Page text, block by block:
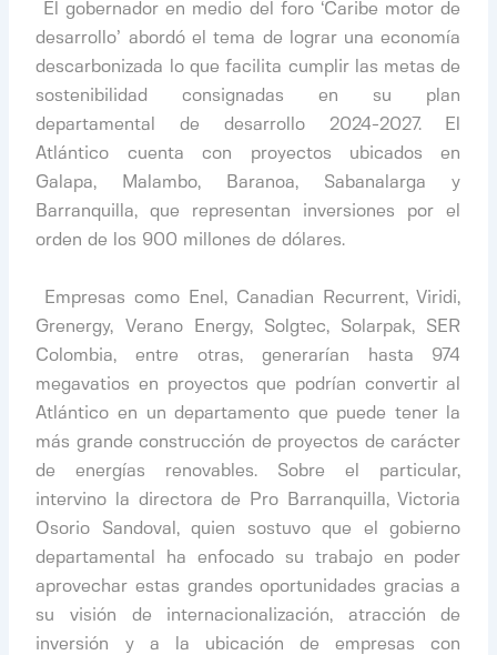
​ El gobernador en medio del foro ‘Caribe motor de
desarrollo’ abordó el tema de lograr una economía
descarbonizada lo que facilita cumplir las metas de
sostenibilidad consignadas en su plan
departamental de desarrollo 2024-2027. El
Atlántico cuenta con proyectos ubicados en
Galapa, Malambo, Baranoa, Sabanalarga y
Barranquilla, que representan inversiones por el
orden de los 900 millones de dólares.
​ Empresas como Enel, Canadian Recurrent, Viridi,
Grenergy, Verano Energy, Solgtec, Solarpak, SER
Colombia, entre otras, generarían hasta 974
megavatios en proyectos que podrían convertir al
Atlántico en un departamento que puede tener la
más grande construcción de proyectos de carácter
de energías renovables. Sobre el particular,
intervino la directora de Pro Barranquilla, Victoria
Osorio Sandoval, quien sostuvo que el gobierno
departamental ha enfocado su trabajo en poder
aprovechar estas grandes oportunidades gracias a
su visión de internacionalización, atracción de
inversión y a la ubicación de empresas con